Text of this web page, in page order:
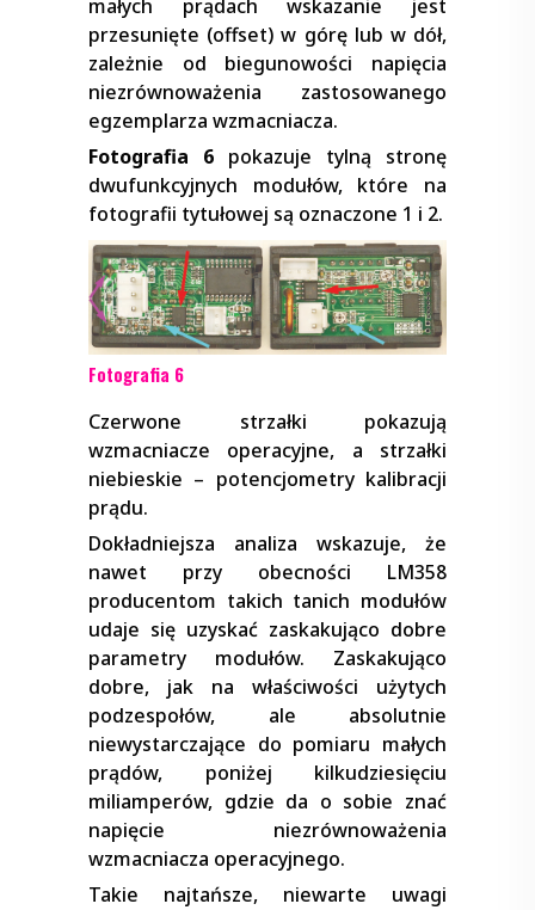
małych prądach wskazanie jest
przesunięte (offset) w górę lub w dół,
zależnie od biegunowości napięcia
niezrównoważenia zastosowanego
egzemplarza wzmacniacza.
Fotografia 6 pokazuje tylną stronę
dwufunkcyjnych modułów, które na
fotografii tytułowej są oznaczone 1 i 2.
Fotografia 6
Czerwone strzałki pokazują
wzmacniacze operacyjne, a strzałki
niebieskie – potencjometry kalibracji
prądu.
Dokładniejsza analiza wskazuje, że
nawet przy obecności LM358
producentom takich tanich modułów
udaje się uzyskać zaskakująco dobre
parametry modułów. Zaskakująco
dobre, jak na właściwości użytych
podzespołów, ale absolutnie
niewystarczające do pomiaru małych
prądów, poniżej kilkudziesięciu
miliamperów, gdzie da o sobie znać
napięcie niezrównoważenia
wzmacniacza operacyjnego.
Takie najtańsze, niewarte uwagi